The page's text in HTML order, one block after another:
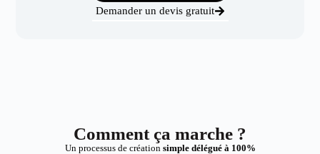
Demander un devis gratuit
Comment ça marche ?
Un processus de création simple délégué à 100%